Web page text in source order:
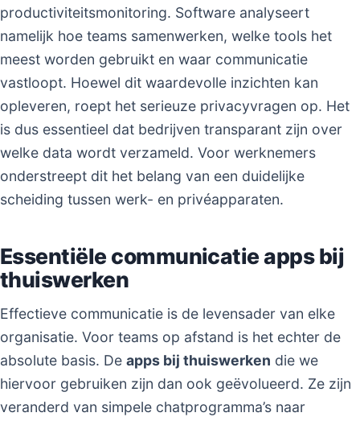
productiviteitsmonitoring. Software analyseert
namelijk hoe teams samenwerken, welke tools het
meest worden gebruikt en waar communicatie
vastloopt. Hoewel dit waardevolle inzichten kan
opleveren, roept het serieuze privacyvragen op. Het
is dus essentieel dat bedrijven transparant zijn over
welke data wordt verzameld. Voor werknemers
onderstreept dit het belang van een duidelijke
scheiding tussen werk- en privéapparaten.
Essentiële communicatie apps bij
thuiswerken
Effectieve communicatie is de levensader van elke
organisatie. Voor teams op afstand is het echter de
absolute basis. De apps bij thuiswerken die we
hiervoor gebruiken zijn dan ook geëvolueerd. Ze zijn
veranderd van simpele chatprogramma’s naar